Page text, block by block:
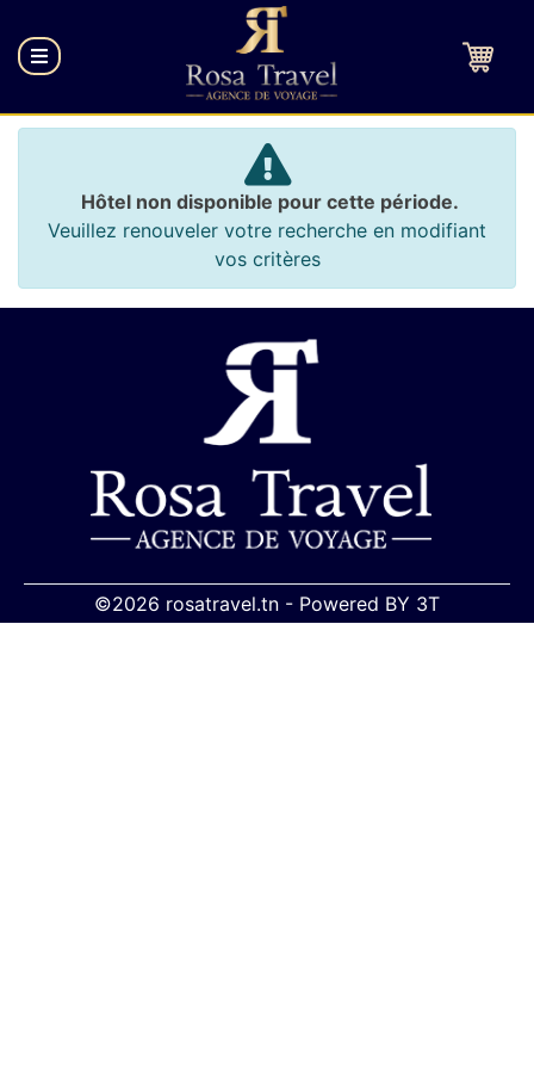
Hôtel non disponible pour cette période.
Veuillez renouveler votre recherche en modifiant
vos critères
©2026 rosatravel.tn - Powered BY 3T